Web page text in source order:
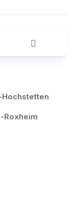
Hochstetten
Roxheim